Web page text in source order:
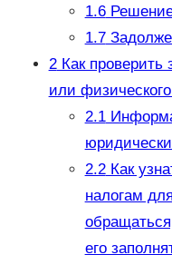
1.6Решение
1.7
2Как проверить
или
2.1
2.2Как
налогам
его